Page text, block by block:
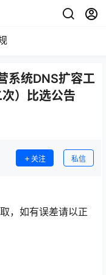
系统DNS扩容工
）比选公告
关注 私信
，如有误差请以正